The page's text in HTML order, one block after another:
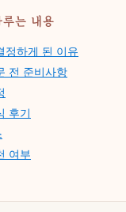
는 내용
정하게 된 이유
전 준비사항
후기
여부